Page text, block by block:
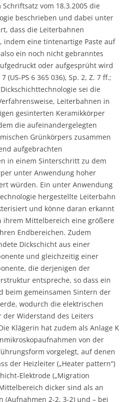
vom 18.3.2005 die
beschrieben und dabei unter
dass die Leiterbahnen
indem eine tintenartige Paste auf
ein noch nicht gebranntes
oder aufgesprüht wird
(US-PS 6 365 036), Sp. 2, Z. 7 ff.;
sei die
Leiterbahnen in
gesinterten Keramikkörper
die aufeinandergelegten
Grünkörpers zusammen
aufgebrachten
in einem Sinterschritt zu dem
unter Anwendung hoher
würden. Ein unter Anwendung
hergestellte Leiterbahn
und könne daran erkannt
ihrem Mittelbereich eine größere
Endbereichen. Zudem
Dickschicht aus einer
und gleichzeitig einer
die derjenigen der
entspreche, so dass ein
beim gemeinsamen Sintern der
wodurch die elektrischen
der Widerstand des Leiters
Klägerin hat zudem als Anlage K
von der
vorgelegt, auf denen
der Heizleiter („Heater pattern“)
Elektrode („Migration
dicker sind als an
(Aufnahmen 2-2, 3-2) und – bei